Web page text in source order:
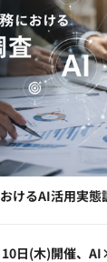
けるAI活用実態
日(木)開催、